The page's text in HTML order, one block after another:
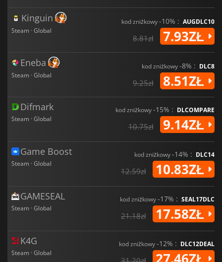
Kinguin
Steam · Global
kod zniżkowy-10% : AUGDLC10
8.81zł 7.93ZŁ
Eneba
Steam · Global
kod zniżkowy-8% : DLC8
9.25zł 8.51ZŁ
Difmark
Steam · Global
kod zniżkowy-15% : DLCOMPARE
10.75zł 9.14ZŁ
Game Boost
Steam · Global
kod zniżkowy-14% : DLC14
12.59zł 10.83ZŁ
GAMESEAL
Steam · Global
kod zniżkowy-17% : SEAL17DLC
21.18zł 17.58ZŁ
K4G
Steam · Global
kod zniżkowy-12% : DLC12DEAL
27.46ZŁ